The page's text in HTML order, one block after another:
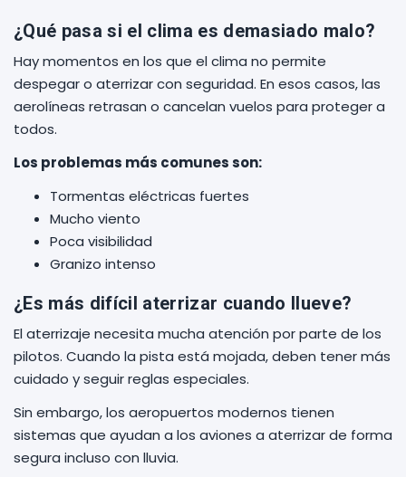
¿Qué pasa si el clima es demasiado malo?
Hay momentos en los que el clima no permite
despegar o aterrizar con seguridad. En esos casos, las
aerolíneas retrasan o cancelan vuelos para proteger a
todos.
Los problemas más comunes son:
Tormentas eléctricas fuertes
Mucho viento
Poca visibilidad
Granizo intenso
¿Es más difícil aterrizar cuando llueve?
El aterrizaje necesita mucha atención por parte de los
pilotos. Cuando la pista está mojada, deben tener más
cuidado y seguir reglas especiales.
Sin embargo, los aeropuertos modernos tienen
sistemas que ayudan a los aviones a aterrizar de forma
segura incluso con lluvia.